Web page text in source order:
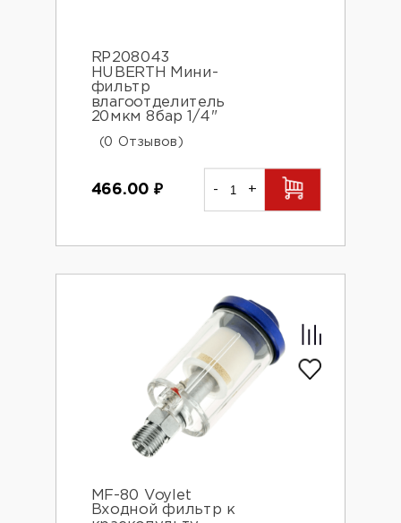
RP208043
HUBERTH Мини-
фильтр
влагоотделитель
20мкм 8бар 1/4"
(0 Отзывов)
466.00 ₽ - +
MF-80 Voylet
Входной фильтр к